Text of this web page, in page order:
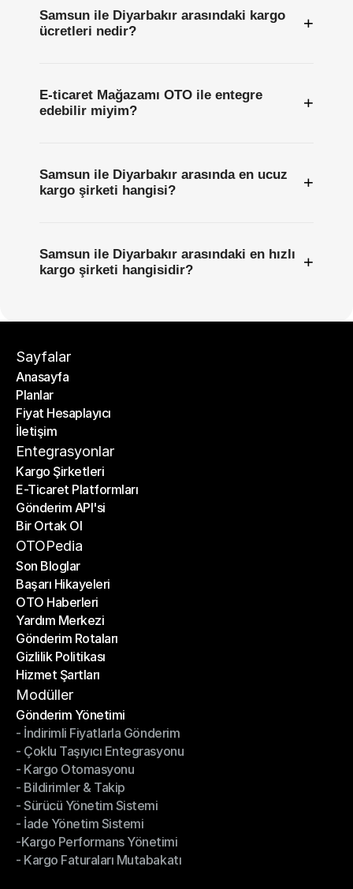
Samsun ile Diyarbakır arasındaki kargo
ücretleri nedir?
+
E-ticaret Mağazamı OTO ile entegre
edebilir miyim?
+
Samsun ile Diyarbakır arasında en ucuz
kargo şirketi hangisi?
+
Samsun ile Diyarbakır arasındaki en hızlı
kargo şirketi hangisidir?
+
Sayfalar
Anasayfa
Anasayfa
Planlar
Planlar
Fiyat Hesaplayıcı
Fiyat Hesaplayıcı
İletişim
İletişim
Entegrasyonlar
Kargo Şirketleri
Kargo Şirketleri
E-Ticaret Platformları
E-Ticaret Platformları
Gönderim API'si
Gönderim API'si
Bir Ortak Ol
Bir Ortak Ol
OTOPedia
Son Bloglar
Son Bloglar
Başarı Hikayeleri
Başarı Hikayeleri
OTO Haberleri
OTO Haberleri
Yardım Merkezi
Yardım Merkezi
Gönderim Rotaları
Gönderim Rotaları
Gizlilik Politikası
Gizlilik Politikası
Hizmet Şartları
Hizmet Şartları
Modüller
Gönderim Yönetimi
Gönderim Yönetimi
- İndirimli Fiyatlarla Gönderim
- İndirimli Fiyatlarla Gönderim
- Çoklu Taşıyıcı Entegrasyonu
- Çoklu Taşıyıcı Entegrasyonu
- Kargo Otomasyonu
- Kargo Otomasyonu
- Bildirimler & Takip
- Bildirimler & Takip
- Sürücü Yönetim Sistemi
- Sürücü Yönetim Sistemi
- İade Yönetim Sistemi
- İade Yönetim Sistemi
-Kargo Performans Yönetimi
-Kargo Performans Yönetimi
- Kargo Faturaları Mutabakatı